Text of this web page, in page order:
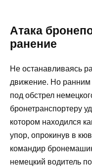
Атака
ранение
Не останавливаясь
движение. Но
под обстрел
бронетранспортеру
котором находился
упор, опрокинув в
командир
немецкий водитель